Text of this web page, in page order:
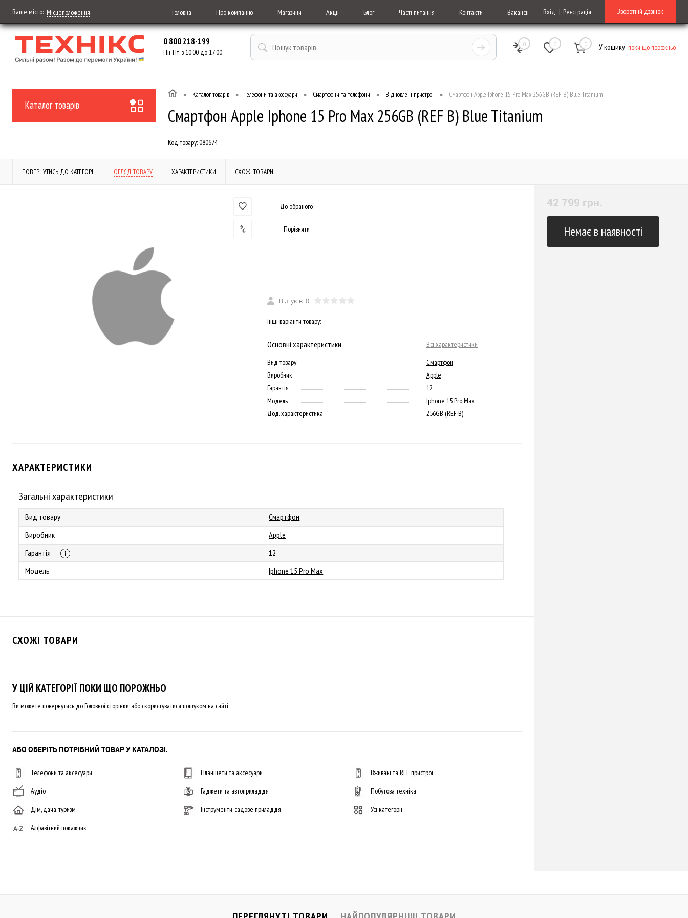
Ваше місто: Місцеположення Головна Про компанію Магазини Акціі Блог Часті питання Контакти Вакансії Вхід Реєстрація Зворотній дзвінок
0 800 218-199
Пн-Пт: з 10:00 до 17:00
0 0 0 У кошику поки що порожньо
Каталог товарів
• Каталог товарів • Телефони та аксесуари • Смартфони та телефони • Відновлені пристрої • Смартфон Apple Iphone 15 Pro Max 256GB (REF B) Blue Titanium
Смартфон Apple Iphone 15 Pro Max 256GB (REF B) Blue Titanium
Код товару:080674
ПОВЕРНУТИСЬ ДО КАТЕГОРІЇ ОГЛЯД ТОВАРУ ХАРАКТЕРИСТИКИ СХОЖІ ТОВАРИ
До обраного
Порівняти
Відгуків: 0
Інші варіанти товару:
Основні характеристики
Всі характеристики
Вид товару
Смартфон
Виробник
Apple
Гарантія
12
Модель
Iphone 15 Pro Max
Дод. характеристика
256GB (REF B)
ХАРАКТЕРИСТИКИ
Загальні характеристики
Вид товару
Смартфон
Виробник
Apple
Гарантія
12
Модель
Iphone 15 Pro Max
СХОЖІ ТОВАРИ
У ЦІЙ КАТЕГОРІЇ ПОКИ ЩО ПОРОЖНЬО
Ви можете повернутись доГоловної сторінки, або скористуватися пошуком на сайті.
АБО ОБЕРІТЬ ПОТРІБНИЙ ТОВАР У КАТАЛОЗІ.
Телефони та аксесуари Планшети та аксесуари
Вживані та REF пристрої
Аудіо
Гаджети та автоприладдя
Побутова техніка
Дім, дача, туризм
Інструменти, садове приладдя
Усі категорії
Алфавітний покажчик
42 799 грн.
Немає в наявності